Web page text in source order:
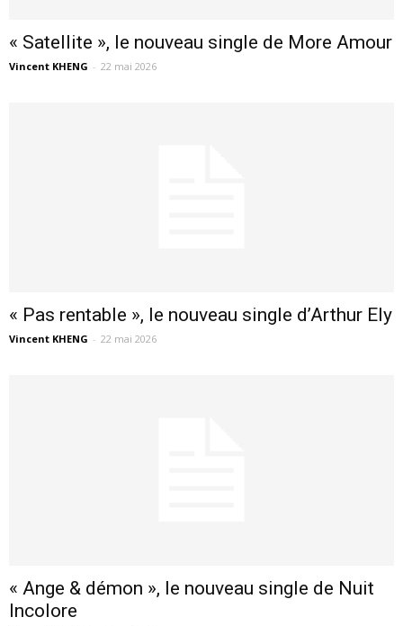
« Satellite », le nouveau single de More Amour
Vincent KHENG - 22 mai 2026
« Pas rentable », le nouveau single d’Arthur Ely
Vincent KHENG - 22 mai 2026
« Ange & démon », le nouveau single de Nuit
Incolore